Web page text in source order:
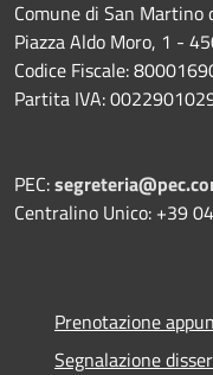
Comune di San Martino
Piazza Aldo Moro, 1 -
Codice Fiscale:
Partita IVA:
PEC:
Centralino Unico: +39
Prenotazione
Segnalazione